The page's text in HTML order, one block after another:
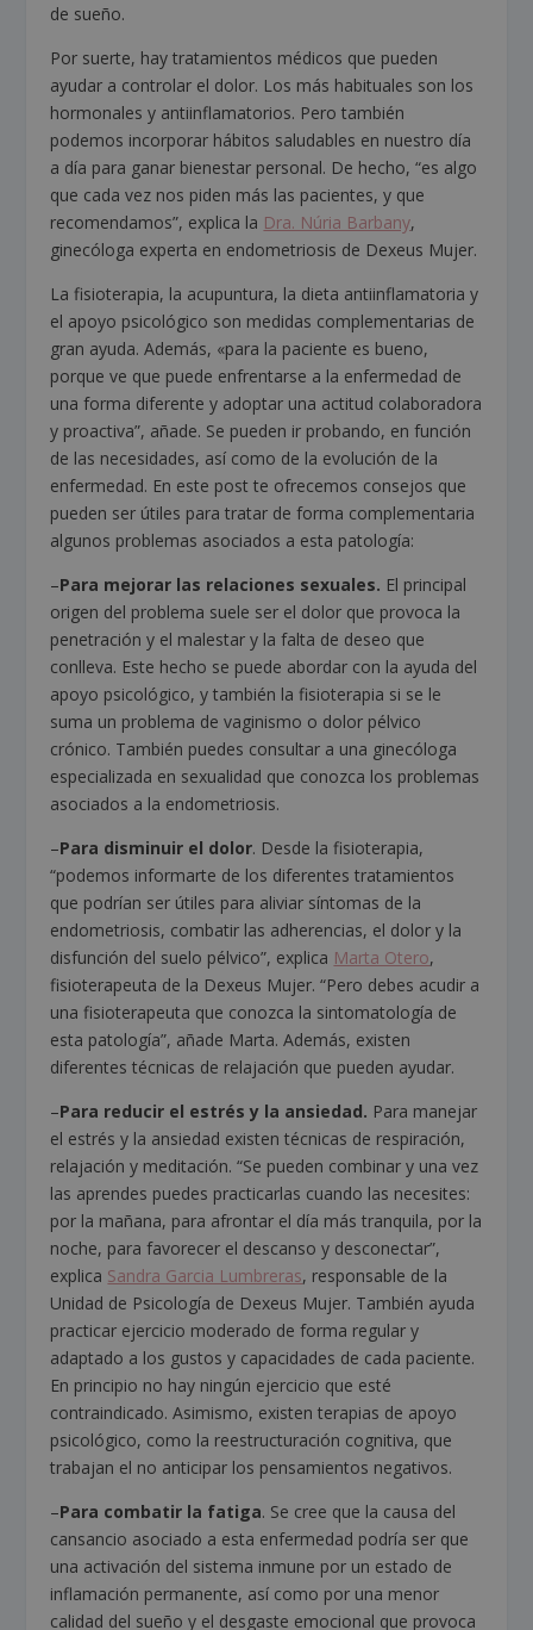
de sueño.
Por suerte, hay tratamientos médicos que pueden
ayudar a controlar el dolor. Los más habituales son los
hormonales y antiinflamatorios. Pero también
podemos incorporar hábitos saludables en nuestro día
a día para ganar bienestar personal. De hecho, “es algo
que cada vez nos piden más las pacientes, y que
recomendamos”, explica la Dra. Núria Barbany,
ginecóloga experta en endometriosis de Dexeus Mujer.
La fisioterapia, la acupuntura, la dieta antiinflamatoria y
el apoyo psicológico son medidas complementarias de
gran ayuda. Además, «para la paciente es bueno,
porque ve que puede enfrentarse a la enfermedad de
una forma diferente y adoptar una actitud colaboradora
y proactiva”, añade. Se pueden ir probando, en función
de las necesidades, así como de la evolución de la
enfermedad. En este post te ofrecemos consejos que
pueden ser útiles para tratar de forma complementaria
algunos problemas asociados a esta patología:
–Para mejorar las relaciones sexuales. El principal
origen del problema suele ser el dolor que provoca la
penetración y el malestar y la falta de deseo que
conlleva. Este hecho se puede abordar con la ayuda del
apoyo psicológico, y también la fisioterapia si se le
suma un problema de vaginismo o dolor pélvico
crónico. También puedes consultar a una ginecóloga
especializada en sexualidad que conozca los problemas
asociados a la endometriosis.
–Para disminuir el dolor. Desde la fisioterapia,
“podemos informarte de los diferentes tratamientos
que podrían ser útiles para aliviar síntomas de la
endometriosis, combatir las adherencias, el dolor y la
disfunción del suelo pélvico”, explica Marta Otero,
fisioterapeuta de la Dexeus Mujer. “Pero debes acudir a
una fisioterapeuta que conozca la sintomatología de
esta patología”, añade Marta. Además, existen
diferentes técnicas de relajación que pueden ayudar.
–Para reducir el estrés y la ansiedad. Para manejar
el estrés y la ansiedad existen técnicas de respiración,
relajación y meditación. “Se pueden combinar y una vez
las aprendes puedes practicarlas cuando las necesites:
por la mañana, para afrontar el día más tranquila, por la
noche, para favorecer el descanso y desconectar”,
explica Sandra Garcia Lumbreras, responsable de la
Unidad de Psicología de Dexeus Mujer. También ayuda
practicar ejercicio moderado de forma regular y
adaptado a los gustos y capacidades de cada paciente.
En principio no hay ningún ejercicio que esté
contraindicado. Asimismo, existen terapias de apoyo
psicológico, como la reestructuración cognitiva, que
trabajan el no anticipar los pensamientos negativos.
–Para combatir la fatiga. Se cree que la causa del
cansancio asociado a esta enfermedad podría ser que
una activación del sistema inmune por un estado de
inflamación permanente, así como por una menor
calidad del sueño y el desgaste emocional que provoca